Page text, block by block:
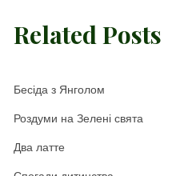
Related Posts
Бесіда з Янголом
Роздуми на Зелені свята
Два латте